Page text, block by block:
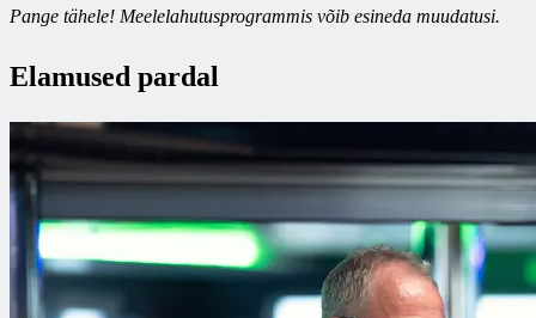
Pange tähele! Meelelahutusprogrammis võib esineda muudatusi.
Elamused pardal